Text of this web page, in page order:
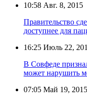
10:58 Авг. 8, 2015
Правительство
доступнее для
16:25 Июль 22,
В Совфеде
может нарушить
07:05 Май 19, 2015